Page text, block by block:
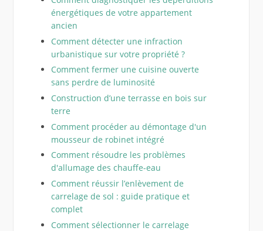
énergétiques de votre appartement
ancien
Comment détecter une infraction
urbanistique sur votre propriété ?
Comment fermer une cuisine ouverte
sans perdre de luminosité
Construction d’une terrasse en bois sur
terre
Comment procéder au démontage d'un
mousseur de robinet intégré
Comment résoudre les problèmes
d'allumage des chauffe-eau
Comment réussir l’enlèvement de
carrelage de sol : guide pratique et
complet
Comment sélectionner le carrelage